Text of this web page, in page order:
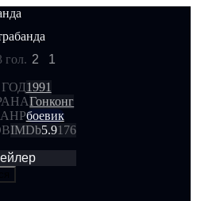
гол. 2 1
ГОД1991
Гонконг
боевик
IMDb5.9176